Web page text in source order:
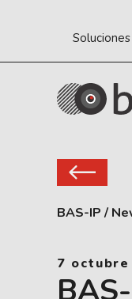
Soluciones
BAS-IP /
7 octubre